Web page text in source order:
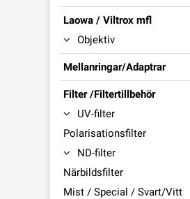
Laowa / Viltrox mfl
Objektiv
Mellanringar/Adaptrar
Filter /Filtertillbehör
UV-filter
Polarisationsfilter
ND-filter
Närbildsfilter
Mist / Special / Svart/Vitt